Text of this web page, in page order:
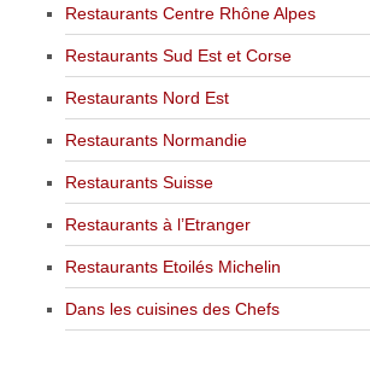
Restaurants Centre Rhône Alpes
Restaurants Sud Est et Corse
Restaurants Nord Est
Restaurants Normandie
Restaurants Suisse
Restaurants à l’Etranger
Restaurants Etoilés Michelin
Dans les cuisines des Chefs